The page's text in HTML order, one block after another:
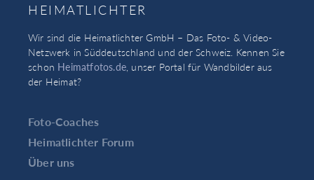
HEIMATLICHTER
Wir sind die Heimatlichter GmbH – Das Foto- & Video-
Netzwerk in Süddeutschland und der Schweiz. Kennen Sie
schon Heimatfotos.de, unser Portal für Wandbilder aus
der Heimat?
Foto-Coaches
Heimatlichter Forum
Über uns